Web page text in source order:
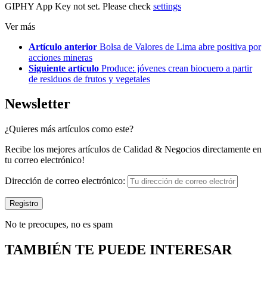
GIPHY App Key not set. Please check settings
Ver más
Artículo anterior Bolsa de Valores de Lima abre positiva por
acciones mineras
Siguiente artículo Produce: jóvenes crean biocuero a partir
de residuos de frutos y vegetales
Newsletter
¿Quieres más artículos como este?
Recibe los mejores artículos de Calidad & Negocios directamente en
tu correo electrónico!
Dirección de correo electrónico:
No te preocupes, no es spam
TAMBIÉN TE PUEDE INTERESAR